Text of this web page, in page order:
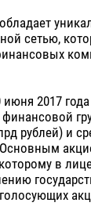
сетью,
2017 года
рублей) и
в